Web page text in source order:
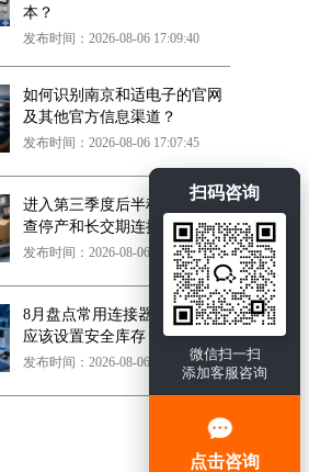
扫码咨询
微信扫一扫
添加客服咨询
点击咨询
本？
发布时间：2026-08-06 17:09:40
如何识别南京和适电子的官网
及其他官方信息渠道？
发布时间：2026-08-06 17:07:45
进入第三季度后半程，如何排
查停产和长交期连接器？
发布时间：2026-08-06 17:03:50
8月盘点常用连接器，哪些型号
应该设置安全库存？
发布时间：2026-08-06 17:01:42